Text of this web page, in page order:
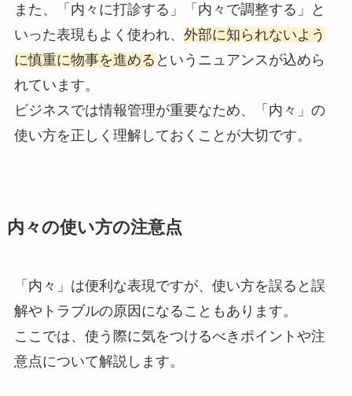
また、「内々に打診する」「内々で調整する」と
いった表現もよく使われ、 外部に知られないよう
に慎重に物事を進める というニュアンスが込めら
れています。
ビジネスでは情報管理が重要なため、「内々」の
使い方を正しく理解しておくことが大切です。
内々の使い方の注意点
「内々」は便利な表現ですが、使い方を誤ると誤
解やトラブルの原因になることもあります。
ここでは、使う際に気をつけるべきポイントや注
意点について解説します。